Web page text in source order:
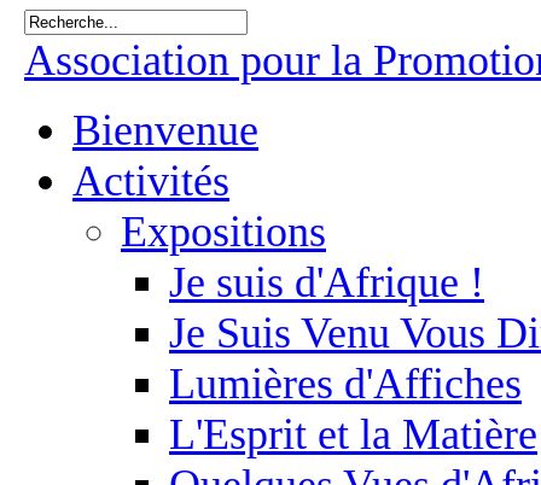
Association pour la
Bienvenue
Activités
Expositions
Je suis d'Afrique !
Je Suis Venu Vous
Lumières d'Affiches
L'Esprit et la Matière